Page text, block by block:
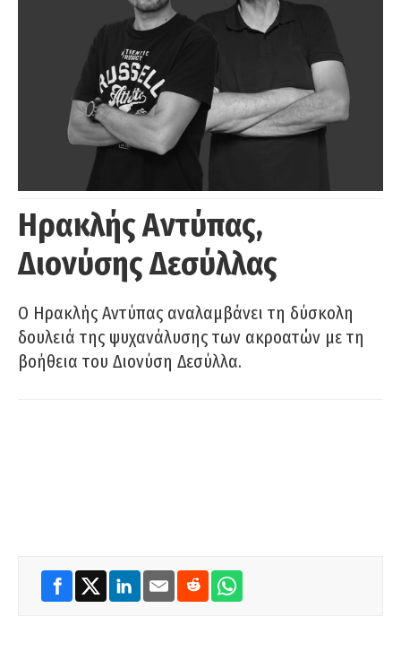
Ηρακλής Αντύπας,
Διονύσης Δεσύλλας
Ο Ηρακλής Αντύπας αναλαμβάνει τη δύσκολη
δουλειά της ψυχανάλυσης των ακροατών με τη
βοήθεια του Διονύση Δεσύλλα.